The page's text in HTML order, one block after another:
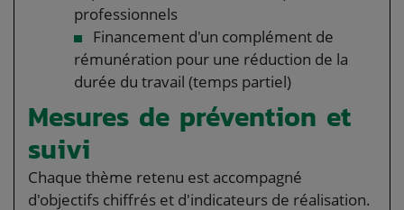
professionnels
Financement d'un complément de
rémunération pour une réduction de la
durée du travail (temps partiel)
Mesures de prévention et
suivi
Chaque thème retenu est accompagné
d'objectifs chiffrés et d'indicateurs de réalisation.